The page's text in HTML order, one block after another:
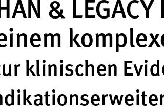
& LEGACY
klinischen